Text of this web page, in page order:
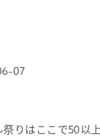
07
りはここで50以